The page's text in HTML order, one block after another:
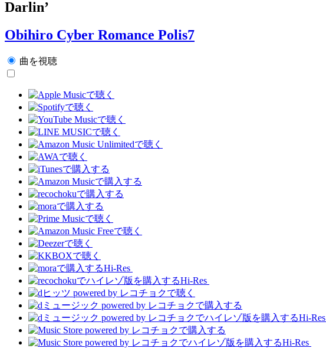
Darlin’
Obihiro Cyber Romance Polis7
曲を視聴
Hi-Res
Hi-Res
Hi-Res
Hi-Res